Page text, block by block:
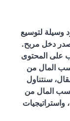
وسيلة لتوسيع
دخل مربح.
على المحتوى
المال من
سنتناول
المال من
واستراتيجيات